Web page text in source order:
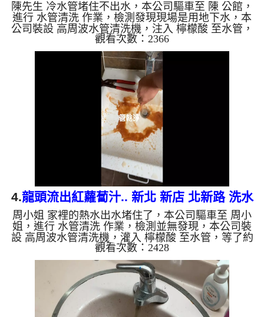
管清洗
陳先生 冷水管堵住不出水，本公司驅車至 陳 公館，
進行 水管清洗 作業，檢測發現現場是用地下水，本
公司裝設 高周波水管清洗機，注入 檸檬酸 至水管，
等了約15分，開啟 水管清洗機 ，啟動 螺旋波 模式，
一洗水管就流出黑水，還掉出一塊塊異物，就像是巧
克力脆片，髒水源源不絕，四個多小時後，出水量恢
復了。 如是自來水，如水管老化，會產生鐵鏽跟泥
沙堆積，洗出來的水就會是咖啡色，地下水含有氧化
錳，管壁上會結成黑色管垢，洗出來的水會跟石油一
樣黑，有些洗出綠色的水，是因為裡面有銅的物質，
生鏽產生銅綠，如...
觀看次數：2366
4.龍頭流出紅蘿蔔汁.. 新北 新店 北新路 洗水
管
周小姐 家裡的熱水出水堵住了，本公司驅車至 周小
姐，進行 水管清洗 作業，檢測並無發現，本公司裝
設 高周波水管清洗機，灌入 檸檬酸 至水管，等了約
15分，開啟 水管清洗機 ，啟動 螺旋波 模式，一開始
就流出髒水，越洗越誇張，忽然變成紅蘿蔔汁，兩個
多小時後，出水變乾淨熱水出水量恢復了。 如是自
來水，如水管老化，會產生鐵鏽跟泥沙堆積，洗出來
的水就會是咖啡色，地下水含有氧化錳，管壁上會結
成黑色管垢，洗出來的水會跟石油一樣黑，有些洗出
觀看次數：2428